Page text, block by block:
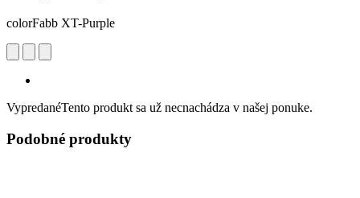
colorFabb XT-Purple
VypredanéTento produkt sa už necnachádza v našej ponuke.
Podobné produkty